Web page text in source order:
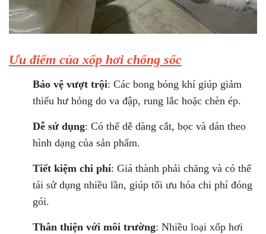
Ưu điểm của xốp hơi chống sốc
Bảo vệ vượt trội: Các bong bóng khí giúp giảm
thiểu hư hỏng do va đập, rung lắc hoặc chèn ép.
Dễ sử dụng: Có thể dễ dàng cắt, bọc và dán theo
hình dạng của sản phẩm.
Tiết kiệm chi phí: Giá thành phải chăng và có thể
tái sử dụng nhiều lần, giúp tối ưu hóa chi phí đóng
gói.
Thân thiện với môi trường: Nhiều loại xốp hơi